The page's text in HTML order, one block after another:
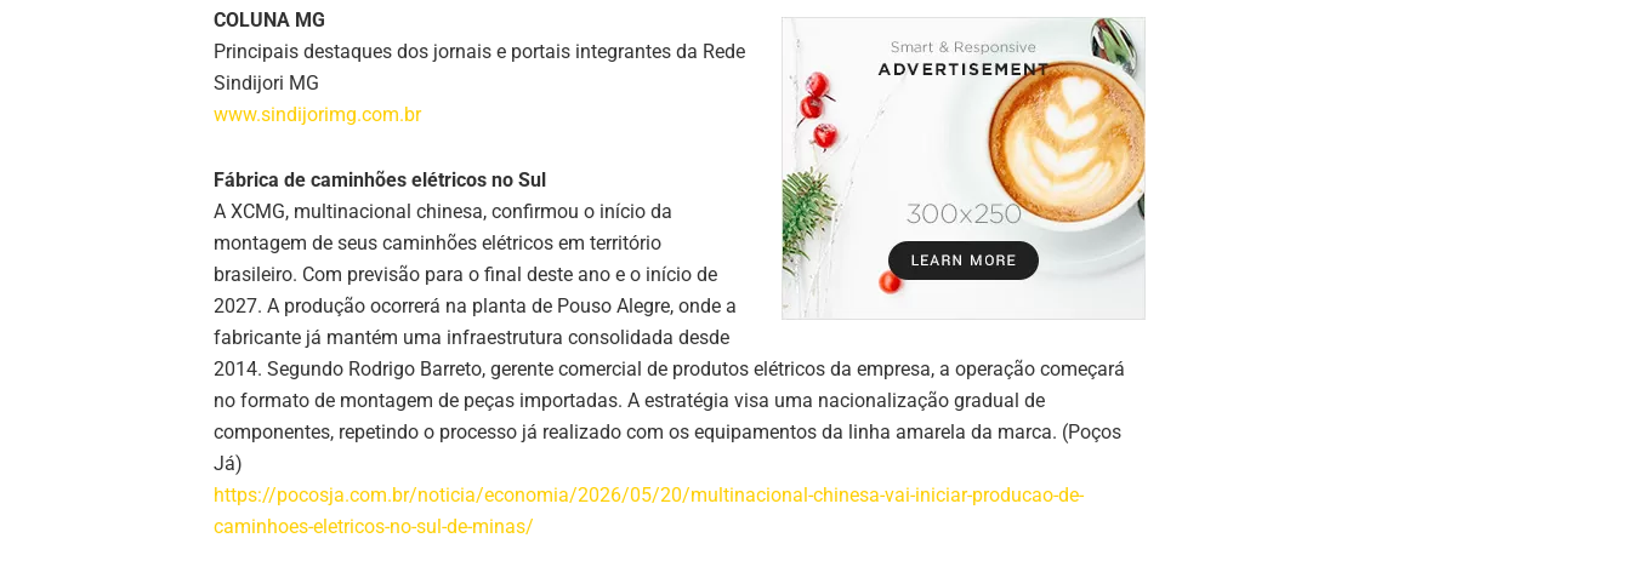
COLUNA MG
Principais destaques dos jornais e portais integrantes da Rede
Sindijori MG
www.sindijorimg.com.br
Fábrica de caminhões elétricos no Sul
A XCMG, multinacional chinesa, confirmou o início da
montagem de seus caminhões elétricos em território
brasileiro. Com previsão para o final deste ano e o início de
2027. A produção ocorrerá na planta de Pouso Alegre, onde a
fabricante já mantém uma infraestrutura consolidada desde
2014. Segundo Rodrigo Barreto, gerente comercial de produtos elétricos da empresa, a operação começará
no formato de montagem de peças importadas. A estratégia visa uma nacionalização gradual de
componentes, repetindo o processo já realizado com os equipamentos da linha amarela da marca. (Poços
Já)
https://pocosja.com.br/noticia/economia/2026/05/20/multinacional-chinesa-vai-iniciar-producao-de-
caminhoes-eletricos-no-sul-de-minas/